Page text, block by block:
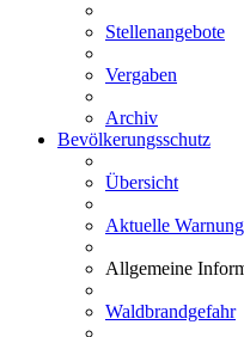
Stellenangebote
Vergaben
Archiv
Bevölkerungsschutz
Übersicht
Aktuelle
Allgemeine
Waldbrandgefahr